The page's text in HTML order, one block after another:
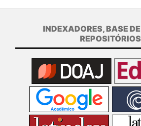
INDEXADORES, BASE
REPOSITÓRIOS